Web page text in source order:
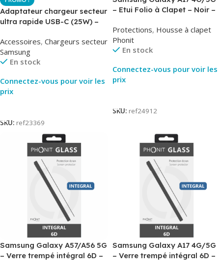
Adaptateur chargeur secteur
ultra rapide USB-C (25W) –
TA800
Accessoires, Chargeurs secteur
Samsung
En stock
Connectez-vous pour voir les
prix
SKU: ref23369
– Etui Folio à Clapet – Noir –
Protections, Housse à clapet
Phonit
En stock
Connectez-vous pour voir les
prix
SKU: ref24912
Samsung Galaxy A57/A56 5G
– Verre trempé intégral 6D –
Samsung Galaxy A17 4G/5G
– Verre trempé intégral 6D –